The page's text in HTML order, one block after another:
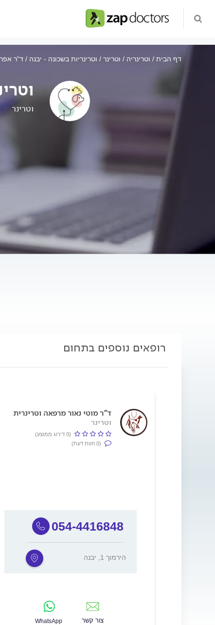
דף הבית וטרינריה וטרינר וטרינריות בשכונה - יבנה / ד"ר
וטרינר
רופאים נוספים בתחום
ד"ר מוטי נאור מרפאה וטרינרית
וטרינר
(0 דירוג ממוצע)
(0 חוות דעת)
054-4416848
הירמוך 1, יבנה
צור קשר WhatsApp